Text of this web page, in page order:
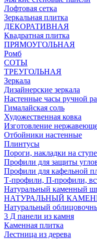
Лофтовая сетка
Зеркальная плитка
ДЕКОРАТИВНАЯ
Квадратная плитка
ПРЯМОУГОЛЬНАЯ
Ромб
СОТЫ
ТРЕУГОЛЬНАЯ
Зеркала
Дизайнерские зеркала
Настенные часы ручной
Гималайская соль
Художественная ковка
Изготовление
Отбойники настенные
Плинтусы
Пороги, накладки на
Профили для защиты
Профили для кафельной
Т-профили, П-профили,
Натуральный каменный
НАТУРАЛЬНЫЙ
Натуральный
3 Д панели из камня
Каменная плитка
Лестница из дерева